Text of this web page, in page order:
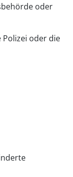
oder
Polizei oder die